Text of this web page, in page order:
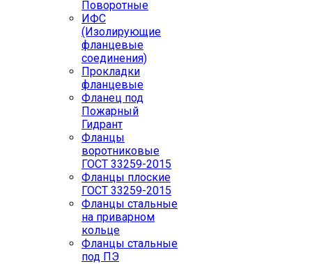
Поворотные
ИФС
(Изолирующие
фланцевые
соединения)
Прокладки
фланцевые
Фланец под
Пожарный
Гидрант
Фланцы
воротниковые
ГОСТ 33259-2015
Фланцы плоские
ГОСТ 33259-2015
Фланцы стальные
на приварном
кольце
Фланцы стальные
под ПЭ